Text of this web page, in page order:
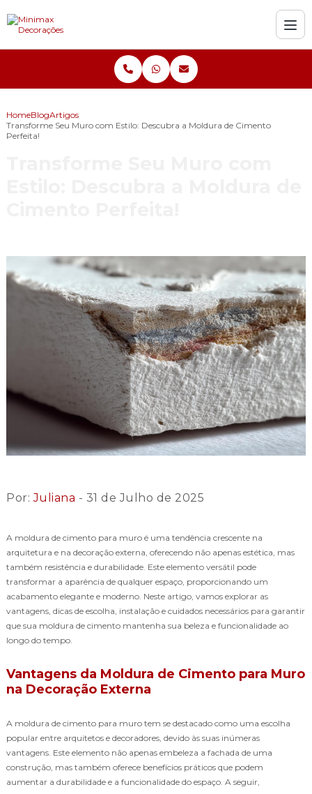
HomeBlogArtigos
Transforme Seu Muro com Estilo: Descubra a Moldura de Cimento
Perfeita!
Por:Juliana - 31 de Julho de 2025
A moldura de cimento para muro é uma tendência crescente na
arquitetura e na decoração externa, oferecendo não apenas estética, mas
também resistência e durabilidade. Este elemento versátil pode
transformar a aparência de qualquer espaço, proporcionando um
acabamento elegante e moderno. Neste artigo, vamos explorar as
vantagens, dicas de escolha, instalação e cuidados necessários para garantir
que sua moldura de cimento mantenha sua beleza e funcionalidade ao
longo do tempo.
Vantagens da Moldura de Cimento para Muro
na Decoração Externa
A moldura de cimento para muro tem se destacado como uma escolha
popular entre arquitetos e decoradores, devido às suas inúmeras
vantagens. Este elemento não apenas embeleza a fachada de uma
construção, mas também oferece benefícios práticos que podem
aumentar a durabilidade e a funcionalidade do espaço. A seguir,